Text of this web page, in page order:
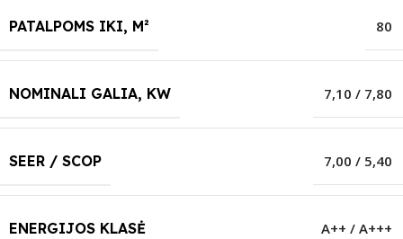
PATALPOMS IKI, M² 80
NOMINALI GALIA, KW 7,10 / 7,80
SEER / SCOP 7,00 / 5,40
ENERGIJOS KLASĖ A++ / A+++